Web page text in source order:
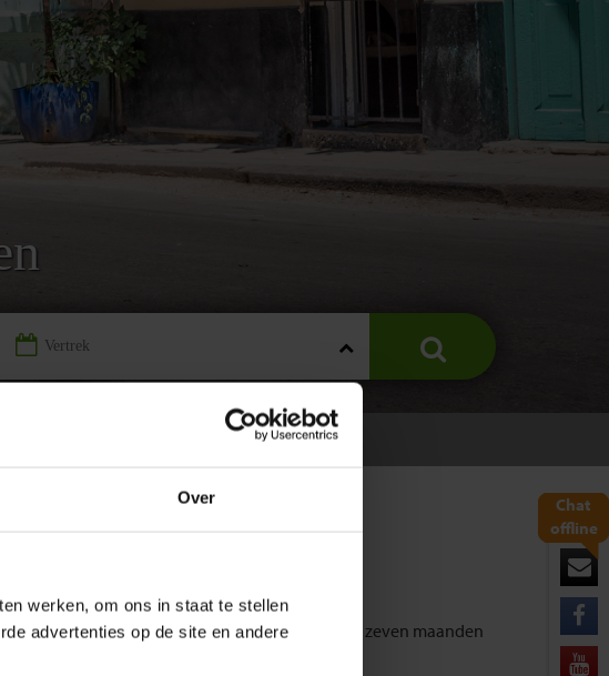
Over
werken, om ons in staat te stellen
advertenties op de site en andere
Chat
offline
dat bij terugkeer van je reis nog minimaal zeven maanden